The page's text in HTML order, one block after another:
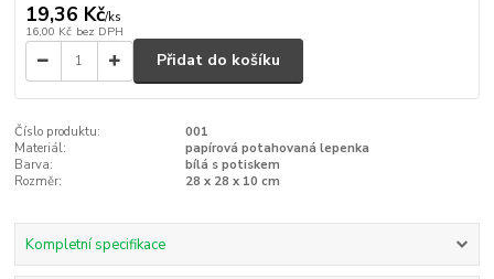
19,36 Kč/ks
16,00 Kč bez DPH
Přidat do košíku
Číslo produktu:
001
Materiál:
papírová potahovaná lepenka
Barva:
bílá s potiskem
Rozměr:
28 x 28 x 10 cm
Kompletní specifikace